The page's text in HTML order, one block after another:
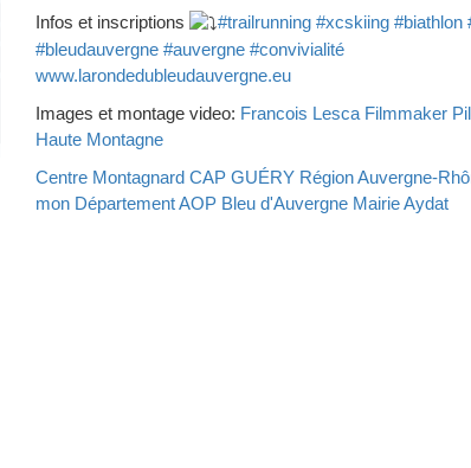
Infos et inscriptions
#trailrunning #xcskiing #biathlon
#bleudauvergne #auvergne #convivialité
www.larondedubleudauvergne.eu
Images et montage video: Francois Lesca Filmmaker
Haute Montagne
Centre Montagnard CAP GUÉRY Région Auvergne-
mon DépartementAOP Bleu d'Auvergne Mairie Aydat